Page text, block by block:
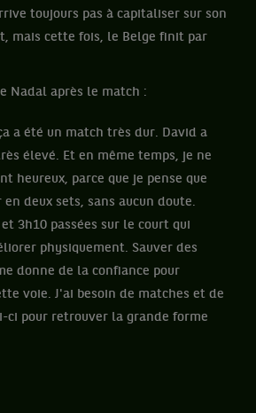
toujours pas à capitaliser sur son
mais cette fois, le Belge finit par
Nadal après le match :
a été un match très dur. David a
élevé. Et en même temps, je ne
heureux, parce que je pense que
en deux sets, sans aucun doute.
3h10 passées sur le court qui
physiquement. Sauver des
donne de la confiance pour
voie. J'ai besoin de matches et de
ci pour retrouver la grande forme